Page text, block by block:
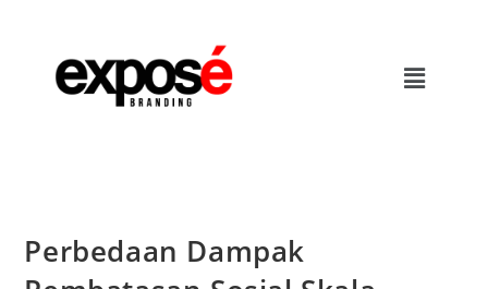
Perbedaan Dampak